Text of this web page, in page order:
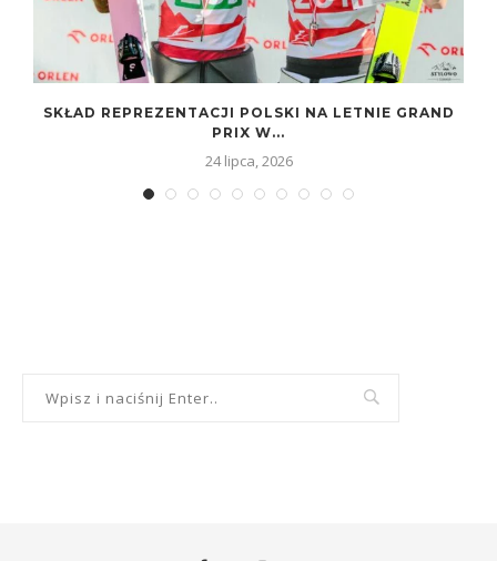
SKŁAD REPREZENTACJI POLSKI NA LETNIE GRAND
PRIX W...
24 lipca, 2026